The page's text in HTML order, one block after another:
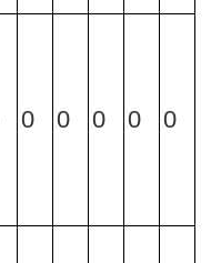
0 0 0 0 0